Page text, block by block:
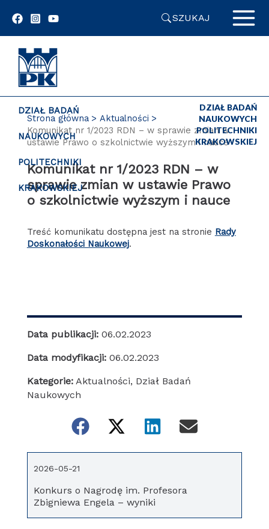
SZUKAJ
DZIAŁ BADAŃ
NAUKOWYCH
POLITECHNIKI
KRAKOWSKIEJ
DZIAŁ BADAŃ
NAUKOWYCH
POLITECHNIKI
KRAKOWSKIEJ
Strona główna
Aktualności
Komunikat nr 1/2023 RDN – w sprawie zmian w
ustawie Prawo o szkolnictwie wyższym i nauce
Komunikat nr 1/2023 RDN – w
sprawie zmian w ustawie Prawo
o szkolnictwie wyższym i nauce
Treść komunikatu dostępna jest na stronie Rady
Doskonałości Naukowej.
Data publikacji: 06.02.2023
Data modyfikacji: 06.02.2023
Kategorie: Aktualności, Dział Badań
Naukowych
Konkurs o Nagrodę im. Profesora
Zbigniewa Engela – wyniki
2026-05-21